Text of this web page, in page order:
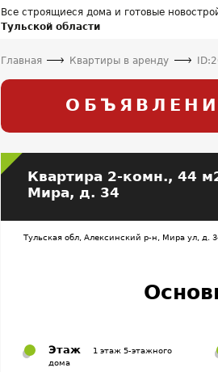
Все строящиеся дома и готовые
Тульской области
Главная Квартиры в аренду
Квартира 2-комн., 44
Мира, д. 34
Тульская обл, Алексинский р-н, Мира ул, д.
Этаж
1 этаж 5-этажного
дома